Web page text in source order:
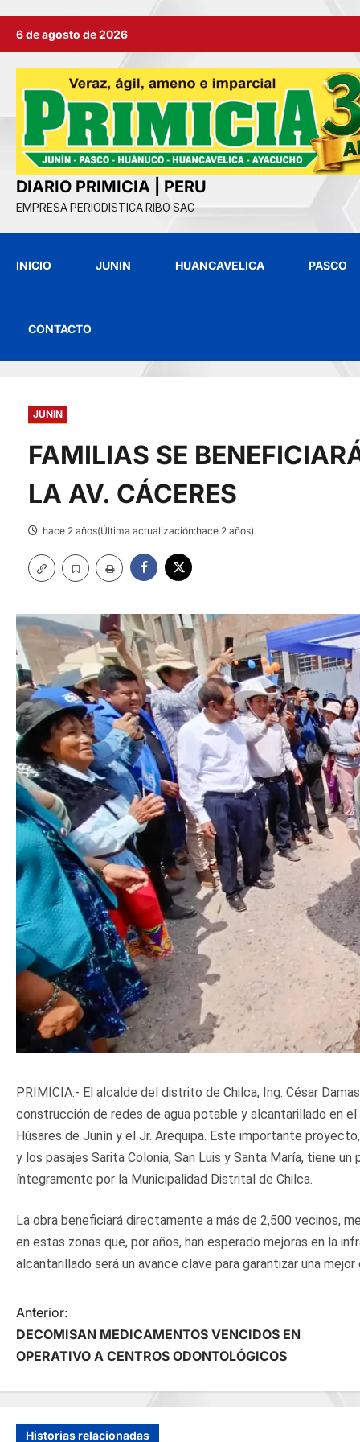
6 de agosto de 2026
DIARIO PRIMICIA | PERU
EMPRESA PERIODISTICA RIBO SAC
INICIO JUNIN HUANCAVELICA PASCO
CONTACTO
JUNIN
FAMILIAS SE
LA AV. CÁCERES
hace 2 años(Última actualización:hace 2 años)
PRIMICIA.- El alcalde del distrito de Chilca, Ing. César
construcción de redes de agua potable y alcantarillado en
Húsares de Junín y el Jr. Arequipa. Este importante
y los pasajes Sarita Colonia, San Luis y Santa María, tiene
íntegramente por la Municipalidad Distrital de Chilca.
La obra beneficiará directamente a más de 2,500 vecinos,
en estas zonas que, por años, han esperado mejoras en la
alcantarillado será un avance clave para garantizar una
N
a
v
e
Anterior:
DECOMISAN MEDICAMENTOS VENCIDOS EN
OPERATIVO A CENTROS ODONTOLÓGICOS
Historias relacionadas